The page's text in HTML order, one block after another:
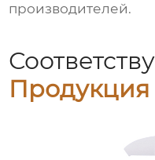
производителей.
Продукция